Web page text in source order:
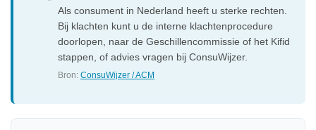
Als consument in Nederland heeft u sterke rechten.
Bij klachten kunt u de interne klachtenprocedure
doorlopen, naar de Geschillencommissie of het Kifid
stappen, of advies vragen bij ConsuWijzer.
Bron:ConsuWijzer / ACM